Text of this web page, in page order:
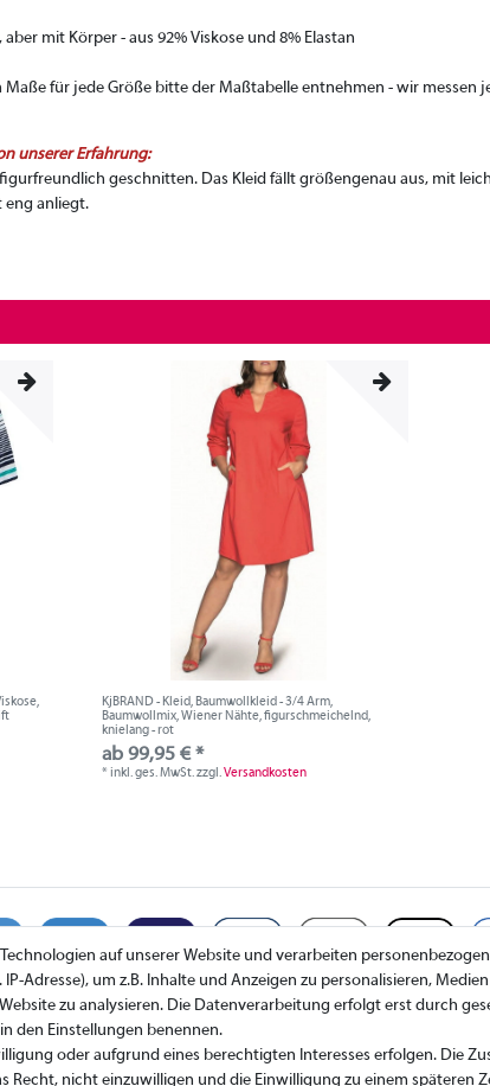
mit Körper - aus 92% Viskose und 8% Elastan
Maße für jede Größe bitte der Maßtabelle entnehmen - wir messen
unserer Erfahrung:
geschnitten. Das Kleid fällt größengenau aus, mit
eng anliegt.
KjBRAND - Kleid, Baumwollkleid - 3/4 Arm,
Baumwollmix, Wiener Nähte, figurschmeichelnd,
knielang - rot
ab 99,95 € *
*inkl. ges. MwSt.zzgl.Versandkosten
Datenschutzerklärung
AGB
auf unserer Website und verarbeiten
IP-Adresse), um z.B. Inhalte und Anzeigen zu personalisieren,
zu analysieren. Die Datenverarbeitung erfolgt erst durch
den Einstellungen benennen.
oder aufgrund eines berechtigten Interesses erfolgen. Die
Recht, nicht einzuwilligen und die Einwilligung zu einem späteren